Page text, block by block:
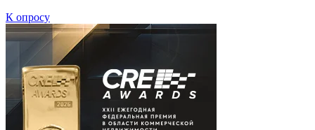
К опросу